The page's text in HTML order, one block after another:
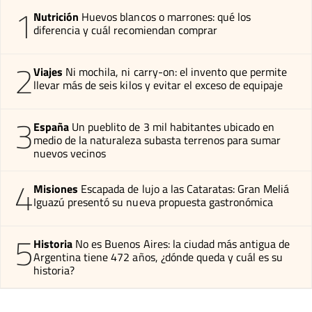
1 Nutrición Huevos blancos o marrones: qué los
diferencia y cuál recomiendan comprar
2Viajes Ni mochila, ni carry-on: el invento que permite
llevar más de seis kilos y evitar el exceso de equipaje
3España Un pueblito de 3 mil habitantes ubicado en
medio de la naturaleza subasta terrenos para sumar
nuevos vecinos
4Misiones Escapada de lujo a las Cataratas: Gran Meliá
Iguazú presentó su nueva propuesta gastronómica
5Historia No es Buenos Aires: la ciudad más antigua de
Argentina tiene 472 años, ¿dónde queda y cuál es su
historia?